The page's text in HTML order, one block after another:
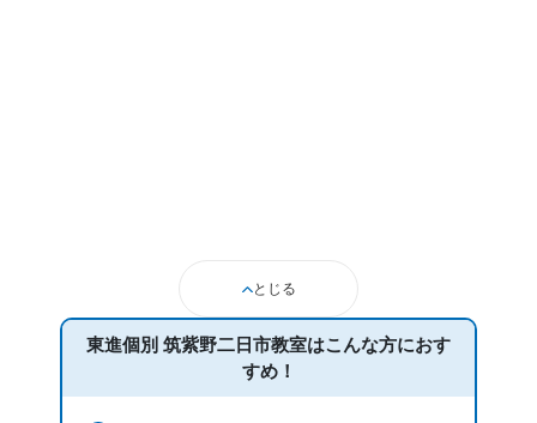
とじる
東進個別 筑紫野二日市教室はこんな方におす
すめ！